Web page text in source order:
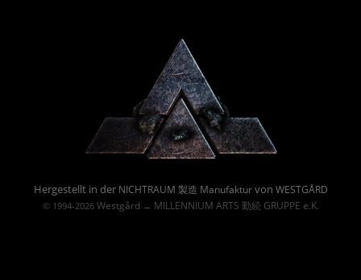
Hergestellt in der NICHTRAUM 製造 Manufakturvon WESTGÅRD
© 1994-2026 Westgård→ MILLENNIUM ARTS 勤続 GRUPPE e.K.
Powered By :